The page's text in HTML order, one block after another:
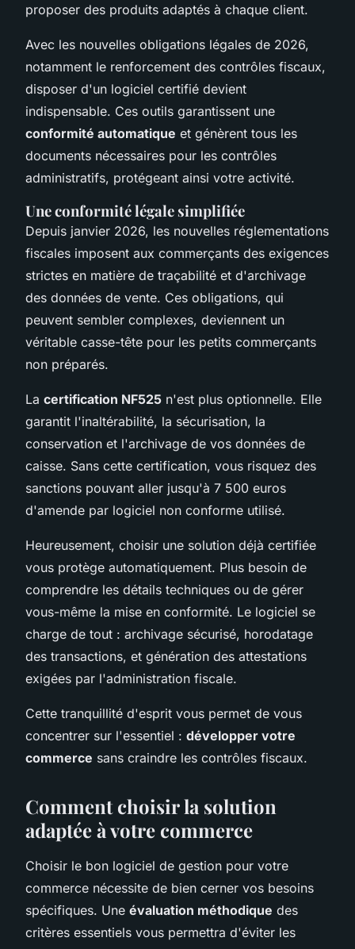
proposer des produits adaptés à chaque client.
Avec les nouvelles obligations légales de 2026,
notamment le renforcement des contrôles fiscaux,
disposer d'un logiciel certifié devient
indispensable. Ces outils garantissent une
conformité automatique et génèrent tous les
documents nécessaires pour les contrôles
administratifs, protégeant ainsi votre activité.
Une conformité légale simplifiée
Depuis janvier 2026, les nouvelles réglementations
fiscales imposent aux commerçants des exigences
strictes en matière de traçabilité et d'archivage
des données de vente. Ces obligations, qui
peuvent sembler complexes, deviennent un
véritable casse-tête pour les petits commerçants
non préparés.
La certification NF525 n'est plus optionnelle. Elle
garantit l'inaltérabilité, la sécurisation, la
conservation et l'archivage de vos données de
caisse. Sans cette certification, vous risquez des
sanctions pouvant aller jusqu'à 7 500 euros
d'amende par logiciel non conforme utilisé.
Heureusement, choisir une solution déjà certifiée
vous protège automatiquement. Plus besoin de
comprendre les détails techniques ou de gérer
vous-même la mise en conformité. Le logiciel se
charge de tout : archivage sécurisé, horodatage
des transactions, et génération des attestations
exigées par l'administration fiscale.
Cette tranquillité d'esprit vous permet de vous
concentrer sur l'essentiel : développer votre
commerce sans craindre les contrôles fiscaux.
Comment choisir la solution
adaptée à votre commerce
Choisir le bon logiciel de gestion pour votre
commerce nécessite de bien cerner vos besoins
spécifiques. Une évaluation méthodique des
critères essentiels vous permettra d'éviter les